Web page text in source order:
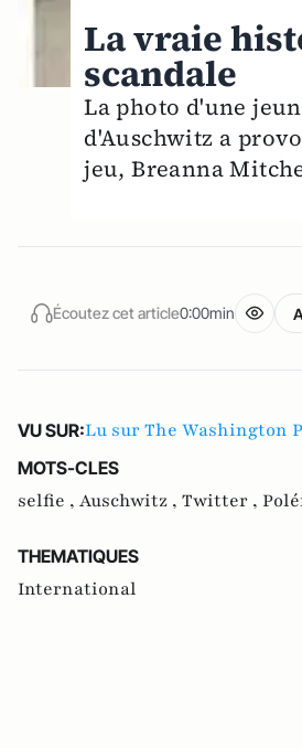
La vraie
scandale
La photo d'une
d'Auschwitz a
jeu, Breanna
Écoutez cet article0:00min
VU SUR:Lu sur The Washington
MOTS-CLES
selfie , Auschwitz , Twitter ,
THEMATIQUES
International